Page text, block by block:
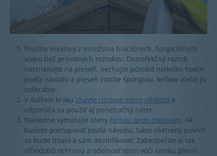
Použite niektorý z množstva biocídnych, fungicídnych
alebo tiež prírodných roztokov. Dezinfekčný roztok
nastriekajte na pleseň, nechajte pôsobiť niekoľko hodín
podľa návodu a pleseň zotrite špongiou, kefkou alebo ju
zoškrabte.
V ďalšom kroku zbavte rizikové steny vlhkosti a
odporúča sa použiť aj penetračný náter.
Následne vymaľujte steny farbou proti plesniam. Ak
budete postupovať podľa návodu, takto ošetrený povrch
sa bude trvalo a sám dezinfikovať. Zabezpečíte si tak
dlhodobú ochranu a odolnosť stien voči vzniku plesní.